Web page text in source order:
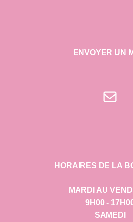
ENVOYER UN
E-mail
HORAIRES DE LA
MARDI AU
9H00 -
SAMEDI